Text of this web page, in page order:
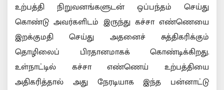
உற்பத்தி நிறுவனங்களுடன் ஒப்பந்தம் செய்து
கொண்டு அவர்களிடம் இருந்து கச்சா எண்ணெயை
இறக்குமதி செய்து அதனைச் சுத்திகரிக்கும்
தொழிலைப் பிரதானமாகக் கொண்டிக்கிறது.
உள்நாட்டில் கச்சா எண்ணெய் உற்பத்தியை
அதிகரித்தால் அது நேரடியாக இந்த பன்னாட்டு